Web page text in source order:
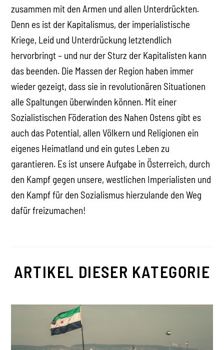
zusammen mit den Armen und allen Unterdrückten.
Denn es ist der Kapitalismus, der imperialistische
Kriege, Leid und Unterdrückung letztendlich
hervorbringt – und nur der Sturz der Kapitalisten kann
das beenden. Die Massen der Region haben immer
wieder gezeigt, dass sie in revolutionären Situationen
alle Spaltungen überwinden können. Mit einer
Sozialistischen Föderation des Nahen Ostens gibt es
auch das Potential, allen Völkern und Religionen ein
eigenes Heimatland und ein gutes Leben zu
garantieren. Es ist unsere Aufgabe in Österreich, durch
den Kampf gegen unsere, westlichen Imperialisten und
den Kampf für den Sozialismus hierzulande den Weg
dafür freizumachen!
ARTIKEL DIESER KATEGORIE